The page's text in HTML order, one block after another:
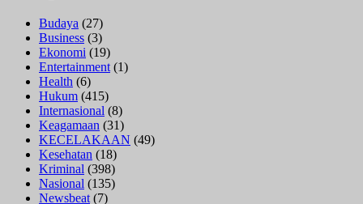
Budaya (27)
Business (3)
Ekonomi (19)
Entertainment (1)
Health (6)
Hukum (415)
Internasional (8)
Keagamaan (31)
KECELAKAAN (49)
Kesehatan (18)
Kriminal (398)
Nasional (135)
Newsbeat (7)